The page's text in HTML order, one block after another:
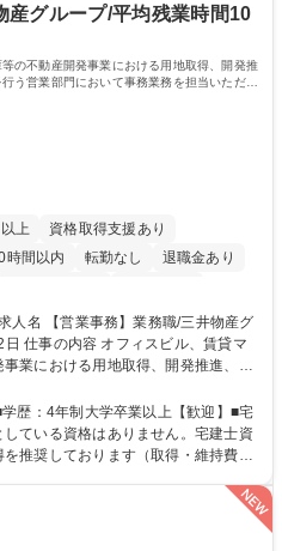
産グループ/平均残業時間10
の不動産開発事業における用地取得、開発推
う営業部門において事務業務を担当いただき
上
資格取得支援あり
時間以内 転勤なし
退職金あり
宅あり
貸マ
業における用地取得、開発推進、賃
う営業部門において事務業務を担当
務（各種費用支払、支払管理、請
申請対応）・予算作成及び予実管
務全般 など※※配属先によっては上記
職種 【営業事務】
間10H/完全週休2日
歴：4年制大学卒業以上【歓迎】■宅
ている資格はありません。宅建士資
推奨しております（取得・維持費用
調して業務を進められるコミュニケー
わず、粘り強く業務に取り組める
構築でき、期限を意識したスケジュ